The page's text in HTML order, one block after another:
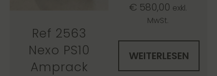
Ref 2563
Nexo PS10
Amprack
€ 580,00 exkl.
MwSt.
WEITERLESEN